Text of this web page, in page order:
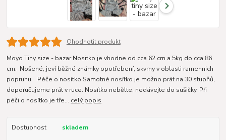
Ohodnotit produkt
Moyo Tiny size - bazar Nositko je vhodne od cca 62 cm a 5kg do cca 86
cm. Nošené, jeví běžné známky opotřebení, skvrny v oblasti ramennich
popruhu. Péče o nosítko Samotné nosítko je možno prát na 30 stupňů,
doporučujeme prát v ruce. Nosítko nebělte, nedávejte do sušičky. Při
péči o nosítko je tře... celý popis
Dostupnost skladem